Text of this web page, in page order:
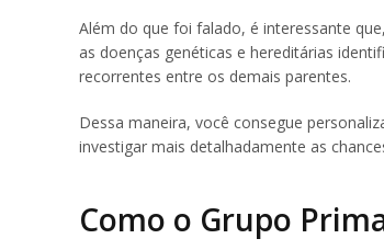
Além do que foi falado, é interessante
as doenças genéticas e hereditárias
recorrentes entre os demais parentes.
Dessa maneira, você consegue
investigar mais detalhadamente as
Como o Grupo